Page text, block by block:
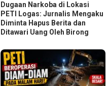
Dugaan Narkoba di Lokasi
PETI Logas: Jurnalis Mengaku
Diminta Hapus Berita dan
Ditawari Uang Oleh Birong